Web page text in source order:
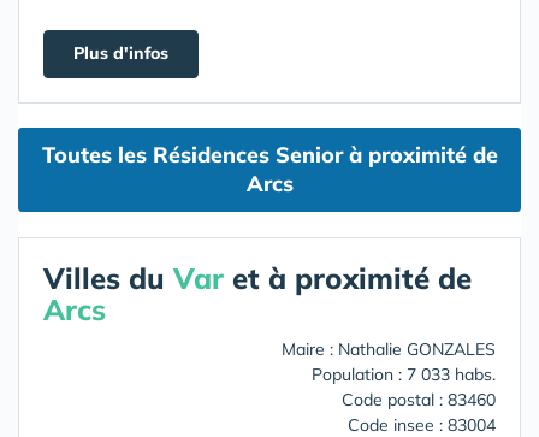
Plus d'infos
Toutes les Résidences Senior à proximité de
Arcs
Villes duVar et à proximité de
Arcs
Maire : Nathalie GONZALES
Population : 7 033 habs.
Code postal : 83460
Code insee : 83004